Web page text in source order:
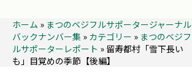
ホーム » まつのベジフルサポータージャーナル
バックナンバー集 » カテゴリー » まつのベジフ
ルサポーターレポート » 留寿都村「雪下長い
も」目覚めの季節【後編】